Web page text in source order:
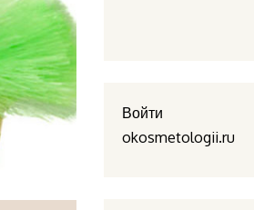
Войти
okosmetologii.ru